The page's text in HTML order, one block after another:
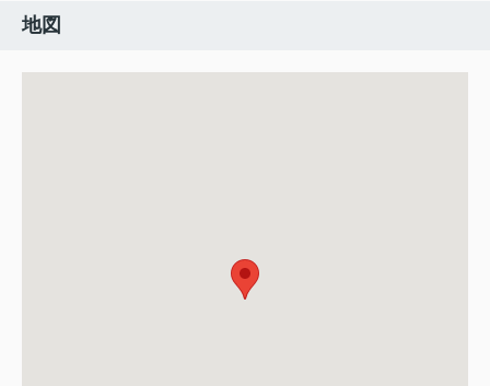
地図